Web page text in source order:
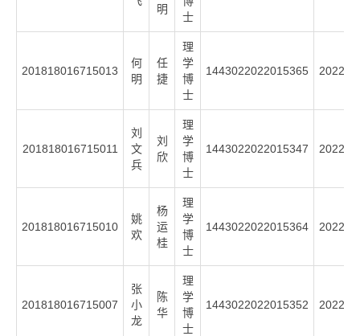
明
士
201818016715013
何
明
任
捷
理
学
博
士
1443022022015365 2022
201818016715011
刘
文
兵
刘
欣
理
学
博
士
1443022022015347 2022
201818016715010
姚
欢
杨
运
桂
理
学
博
士
1443022022015364 2022
201818016715007
张
小
龙
陈
华
理
学
博
士
1443022022015352 2022